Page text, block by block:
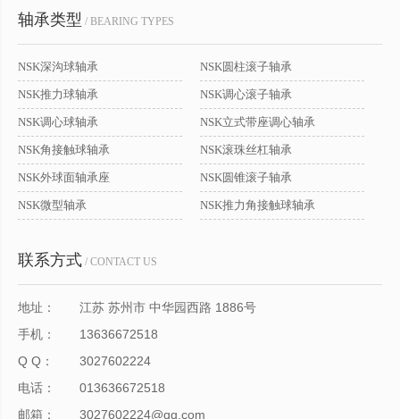
轴承类型 / BEARING TYPES
NSK深沟球轴承 NSK圆柱滚子轴承
NSK推力球轴承 NSK调心滚子轴承
NSK调心球轴承 NSK立式带座调心轴承
NSK角接触球轴承 NSK滚珠丝杠轴承
NSK外球面轴承座 NSK圆锥滚子轴承
NSK微型轴承 NSK推力角接触球轴承
联系方式 / CONTACT US
地址：
江苏 苏州市 中华园西路 1886号
手机：
13636672518
Q Q：
3027602224
电话：
013636672518
邮箱：
3027602224@qq.com